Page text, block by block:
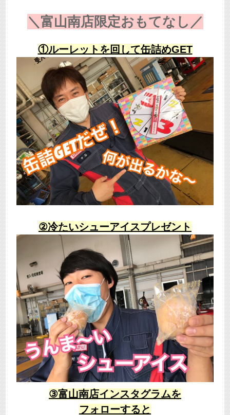
＼富山南店限定おもてなし／
①ルーレットを回して缶詰めGET
②冷たいシューアイスプレゼント
③富山南店インスタグラムを
フォローすると